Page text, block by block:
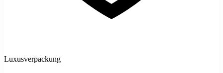
Luxusverpackung